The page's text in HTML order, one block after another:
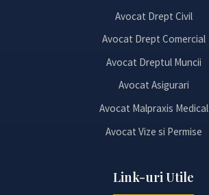
Avocat Drept Civil
Avocat Drept Comercial
Avocat Dreptul Muncii
Avocat Asigurari
Avocat Malpraxis Medical
Avocat Vize si Permise
Link-uri Utile